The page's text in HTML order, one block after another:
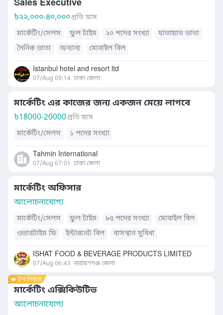
Sales Executive
৳২২,০০০-৪০,০০০প্রতি মাস
মার্কেটিং/সেলস
ফুল টাইম ২০ পদের সংখ্যা
যাতায়াত ভাতা
দৈনিক ভাতা
অন্যান্য মোবাইল বিল
Istanbul hotel and resort ltd
07/Aug 09:14 ঢাকা জেলা
মার্কেটিং এর কাজের জন্য একজন মেয়ে লাগবে
৳18000-20000প্রতি মাস
মার্কেটিং/সেলস
১ পদের সংখ্যা
Tahmin International
07/Aug 07:01 ঢাকা জেলা
মার্কেটিং অফিসার
আলোচনাযোগ্য
মার্কেটিং/সেলস ফুল টাইম ৮৫ পদের সংখ্যা
মোবাইল বিল
ওভারটাইম ফি
ইন্টারনেট বিল
বাসস্থান সুবিধা
খাবারের সুব্যবস্থা
যাতায়াত ভাতা দৈনিক ভাতা
ISHAT FOOD & BEVERAGE PRODUCTS LIMITED
07/Aug 06:43 নারায়ণগঞ্জ জেলা
মার্কেটিং এক্সিকিউটিভ
আলোচনাযোগ্য